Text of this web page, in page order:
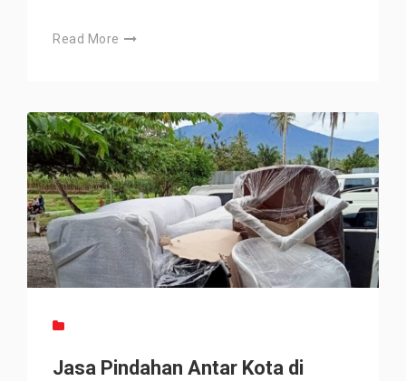
Read More
Jasa Pindahan Antar Kota di